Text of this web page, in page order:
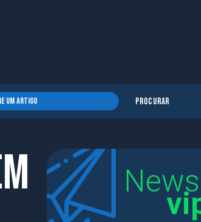
Procurar
News